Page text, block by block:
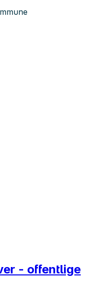
- offentlige